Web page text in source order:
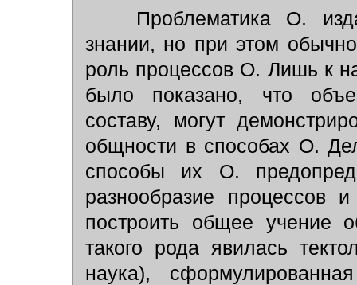
Проблематика О.
знании, но при этом
роль процессов О. Лишь к
было показано, что
составу, могут
общности в способах О.
способы их О.
разнообразие процессов
построить общее учение
такого рода явилась
наука),